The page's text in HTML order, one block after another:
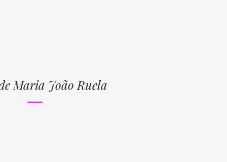
Maria João Ruela